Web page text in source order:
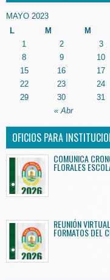
MAYO 2023
L
M M
« Abr
1 2 3
8
9 10
15
16 17
22
23 24
29
30 31
OFICIOS PARA
COMUNICA
FLORALES
REUNIÓN
FORMATOS DEL